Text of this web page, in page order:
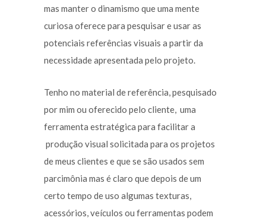
mas manter o dinamismo que uma mente
curiosa oferece para pesquisar e usar as
potenciais referências visuais a partir da
necessidade apresentada pelo projeto.
Tenho no material de referência, pesquisado
por mim ou oferecido pelo cliente, uma
ferramenta estratégica para facilitar a
produção visual solicitada para os projetos
de meus clientes e que se são usados sem
parcimônia mas é claro que depois de um
certo tempo de uso algumas texturas,
acessórios, veículos ou ferramentas podem